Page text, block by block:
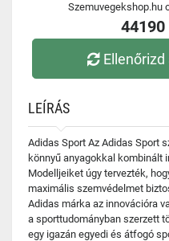
Szemuvegekshop.hu
44190
LEÍRÁS
Adidas Sport Az Adidas Sport
könnyű anyagokkal kombinált
Modelljeiket úgy tervezték,
maximális szemvédelmet
Adidas márka az innovációra
a sporttudományban szerzett
egy igazán egyedi és átfogó